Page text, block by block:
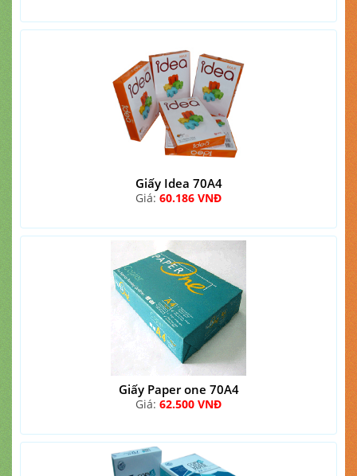
Giấy Idea 70A4
Giá: 60.186 VNĐ
Giấy Paper one 70A4
Giá: 62.500 VNĐ